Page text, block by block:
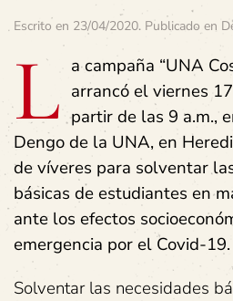
Escrito en 23/04/2020. Publicado en
L a campaña “UNA
arrancó el viernes
partir de las 9 a.m.,
Dengo de la UNA, en
de víveres para solventar
básicas de estudiantes en
ante los efectos
emergencia por el Covid-19.
Solventar las necesidades